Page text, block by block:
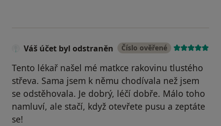
Váš účet byl odstraněn Číslo ověřené
Tento lékař našel mé matkce rakovinu tlustého
střeva. Sama jsem k němu chodívala než jsem
se odstěhovala. Je dobrý, léčí dobře. Málo toho
namluví, ale stačí, když otevřete pusu a zeptáte
se!